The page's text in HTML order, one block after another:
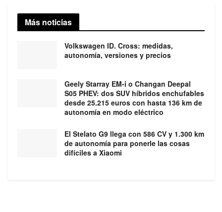
Más noticias
Volkswagen ID. Cross: medidas,
autonomía, versiones y precios
Geely Starray EM-i o Changan Deepal
S05 PHEV: dos SUV híbridos enchufables
desde 25.215 euros con hasta 136 km de
autonomía en modo eléctrico
El Stelato G9 llega con 586 CV y 1.300 km
de autonomía para ponerle las cosas
difíciles a Xiaomi